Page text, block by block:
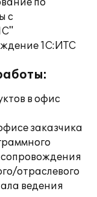
по
с
1С:ИТС
в офис
заказчика
сопровождения
отраслевого
ведения